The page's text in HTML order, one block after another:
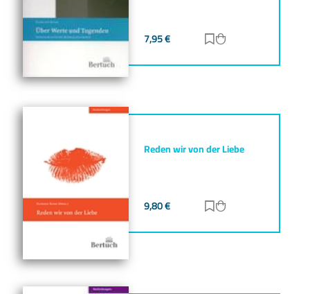
7,95€ Zur Merkliste
Reden wir von der Liebe
9,80€ Zur Merkliste